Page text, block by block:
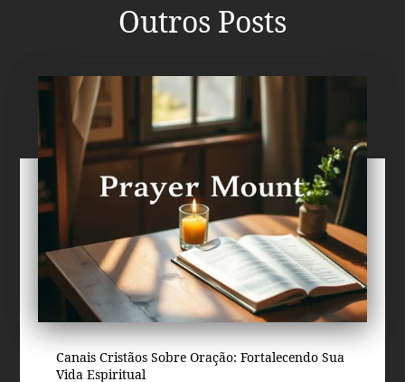
Outros Posts
Canais Cristãos Sobre Oração: Fortalecendo Sua
Vida Espiritual